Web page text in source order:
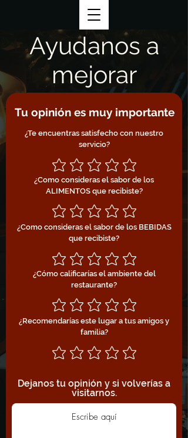
Ayudanos a
mejorar
Tu opinión es muy importante
¿Te encuentras satisfecho con nuestro
servicio?
¿Como consideras el sabor de los
ALIMENTOS que recibiste?
¿Como consideras el sabor de los BEBIDAS
que recibiste?
¿Cómo calificarías el ambiente del
restaurante?
¿Recomendarías este lugar a tus amigos y
familia?
Dejanos tu opinión y si volverías a
visitarnos.